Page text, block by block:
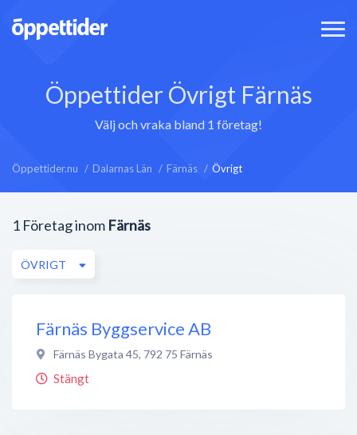
Öppettider Övrigt Färnäs
Välj och vraka bland 1 företag!
Öppettider.nu Dalarnas Län Färnäs Övrigt
1 Företag inom Färnäs
ÖVRIGT
Färnäs Byggservice AB
Färnäs Bygata 45, 792 75 Färnäs
Stängt